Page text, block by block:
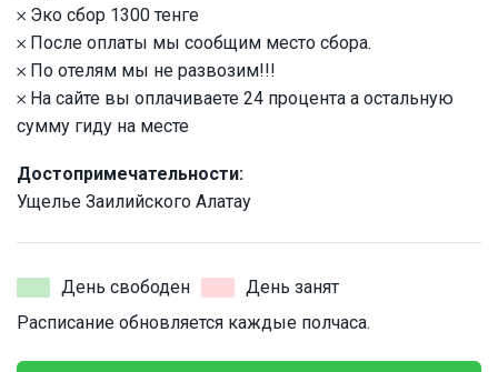
𐄂 Эко сбор 1300 тенге
𐄂 После оплаты мы сообщим место сбора.
𐄂 По отелям мы не развозим!!!
𐄂 На сайте вы оплачиваете 24 процента а остальную
сумму гиду на месте
Достопримечательности:
Ущелье Заилийского Алатау
День свободен
День занят
Расписание обновляется каждые полчаса.